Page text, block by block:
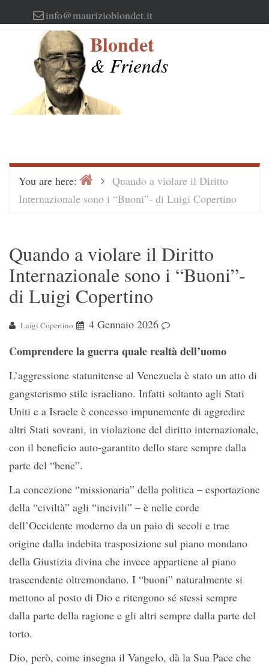
to
info@maurizioblondet.it
Blondet
& Friends
You are here: HomeQuando a violare il Diritto
Internazionale sono i “Buoni”- di Luigi Copertino
Quando a violare il Diritto
Internazionale sono i “Buoni”-
di Luigi Copertino
Luigi Copertino 4 Gennaio 2026
Comprendere la guerra quale realtà dell’uomo
L’aggressione statunitense al Venezuela è stato un atto di
gangsterismo stile israeliano. Infatti soltanto agli Stati
Uniti e a Israele è concesso impunemente di aggredire
altri Stati sovrani, in violazione del diritto internazionale,
con il beneficio auto-garantito dello stare sempre dalla
parte del “bene”.
La concezione “missionaria” della politica – esportazione
della “civiltà” agli “incivili” – è nelle corde
dell’Occidente moderno da un paio di secoli e trae
origine dalla indebita trasposizione sul piano mondano
della Giustizia divina che invece appartiene al piano
trascendente oltremondano. I “buoni” naturalmente si
mettono al posto di Dio e ritengono sé stessi sempre
dalla parte della ragione e gli altri sempre dalla parte del
torto.
Dio, però, come insegna il Vangelo, dà la Sua Pace che